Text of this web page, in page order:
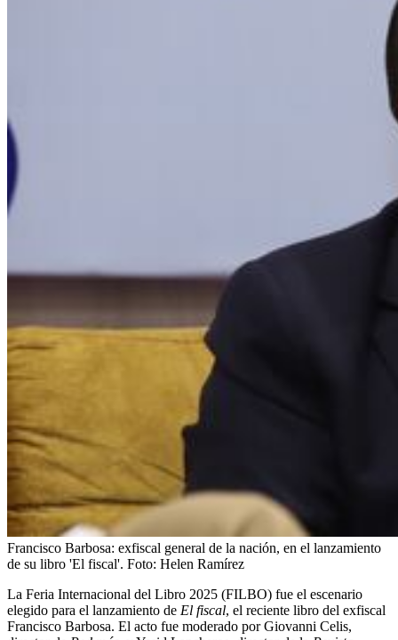
Francisco Barbosa: exfiscal general de la nación, en el lanzamiento
de su libro 'El fiscal'. Foto: Helen Ramírez
La Feria Internacional del Libro 2025 (FILBO) fue el escenario
elegido para el lanzamiento de El fiscal, el reciente libro del exfiscal
Francisco Barbosa. El acto fue moderado por Giovanni Celis,